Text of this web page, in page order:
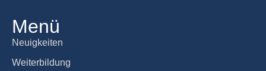
Menü
Neuigkeiten
Weiterbildung